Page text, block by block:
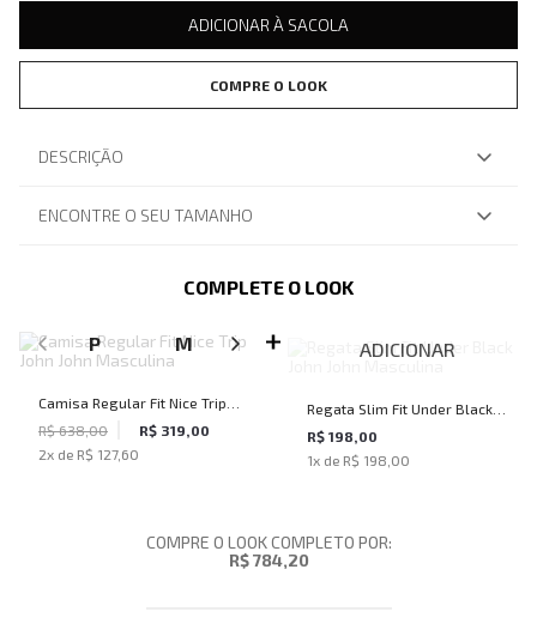
ADICIONAR À SACOLA
COMPRE O LOOK
DESCRIÇÃO
ENCONTRE O SEU TAMANHO
COMPLETE O LOOK
P M G GG
Camisa Regular Fit Nice Trip
John John Masculina
R$ 638,00
R$ 319,00
2x de R$ 127,60
ADICIONAR
Regata Slim Fit Under Black
John John Masculina
R$ 198,00
1x de R$ 198,00
COMPRE O LOOK COMPLETO POR:
R$ 784,20